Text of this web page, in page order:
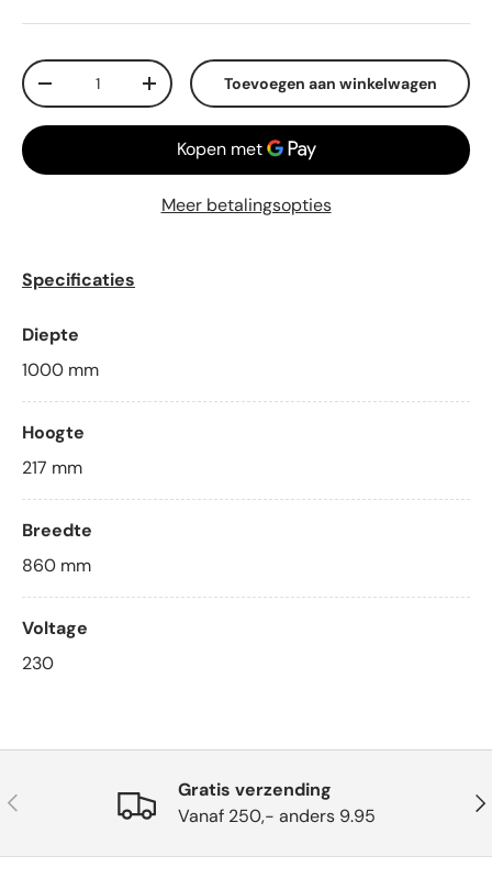
Aantal
-
+ Toevoegen aan winkelwagen
Meer betalingsopties
Specificaties
Diepte
1000 mm
Hoogte
217 mm
Breedte
860 mm
Voltage
230
Vorige
Gratis verzending
Vanaf 250,- anders 9.95